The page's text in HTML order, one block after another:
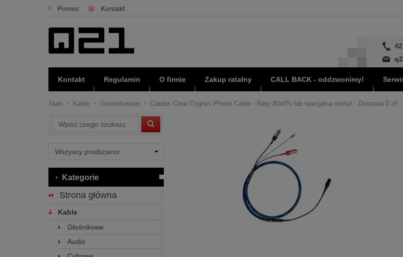
Pomoc Kontakt
Kontakt Regulamin O firmie Zakup ratalny CALL BACK - oddzwonimy!
Start Kable Gramofonowe Cardas Clear Cygnus Phono Cable - Raty 30x0% lub specjalna oferta! - Dostawa 0 zł!
Wyszukaj
Kategorie
Strona główna
Kable
Głośnikowe
Audio